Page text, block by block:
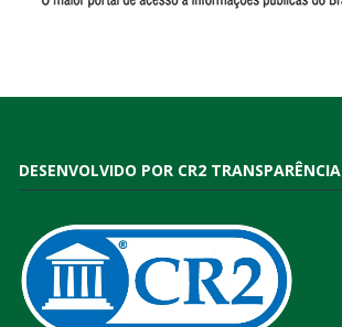
DESENVOLVIDO POR CR2 TRANSPARÊNCIA